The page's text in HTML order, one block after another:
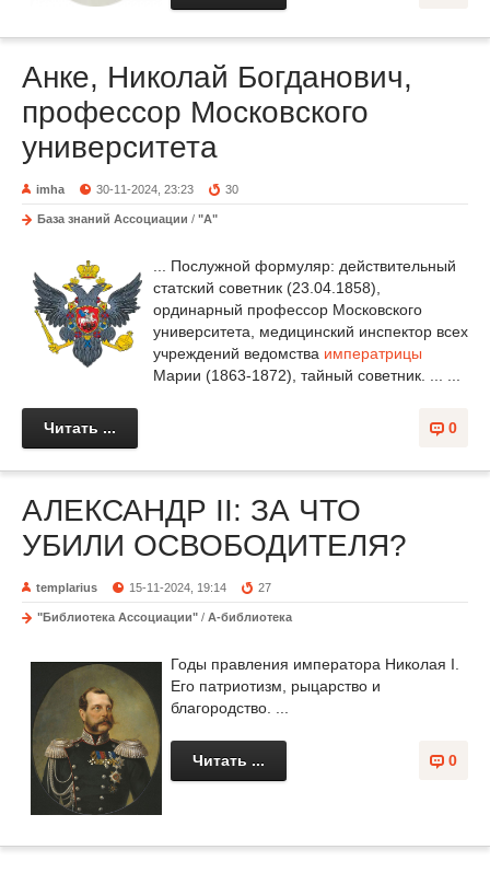
Анке, Николай Богданович,
профессор Московского
университета
imha 30-11-2024, 23:23 30
База знаний Ассоциации / "А"
... Послужной формуляр: действительный
статский советник (23.04.1858),
ординарный профессор Московского
университета, медицинский инспектор всех
учреждений ведомства императрицы
Марии (1863-1872), тайный советник. ... ...
0
Читать ...
АЛЕКСАНДР II: ЗА ЧТО
УБИЛИ ОСВОБОДИТЕЛЯ?
templarius 15-11-2024, 19:14 27
"Библиотека Ассоциации" / А-библиотека
Годы правления императора Николая I.
Его патриотизм, рыцарство и
благородство. ...
0
Читать ...